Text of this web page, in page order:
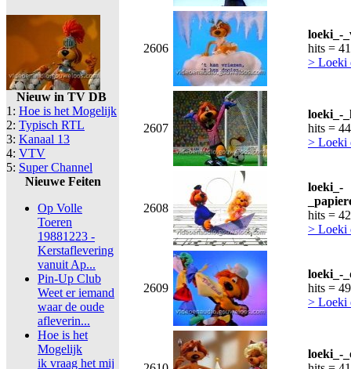
Nieuw in TV DB
1: Hoe is het Mogelijk
2: Typisch RTL
3: Kanaal 13
4: VTV
5: Super Channel
Nieuwe Feiten
Op Volle
Toeren
19881223 -
Kerstaflevering
vanuit Ap...
Pin-Up Club
Weet er iemand
waar de oude
afleverin...
Hoe is het
Mogelijk
ik vraag het mij
2606
loeki_-
hits =
> Loeki
2607
loeki_-
hits =
> Loeki
2608
loeki_-
hits =
> Loeki
2609
loeki_-
hits =
> Loeki
loeki_-